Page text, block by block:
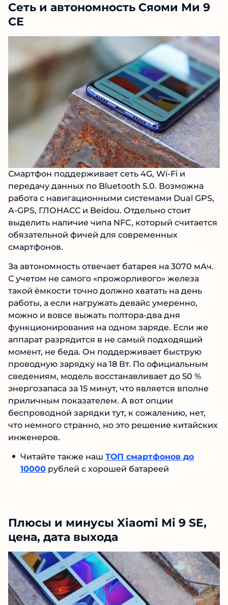
Сеть и автономность Сяоми Ми 9
СЕ
Смартфон поддерживает сеть 4G, Wi-Fi и
передачу данных по Bluetooth 5.0. Возможна
работа с навигационными системами Dual GPS,
A-GPS, ГЛОНАСС и Beidou. Отдельно стоит
выделить наличие чипа NFC, который считается
обязательной фичей для современных
смартфонов.
За автономность отвечает батарея на 3070 мАч.
С учетом не самого «прожорливого» железа
такой ёмкости точно должно хватать на день
работы, а если нагружать девайс умеренно,
можно и вовсе выжать полтора-два дня
функционирования на одном заряде. Если же
аппарат разрядится в не самый подходящий
момент, не беда. Он поддерживает быструю
проводную зарядку на 18 Вт. По официальным
сведениям, модель восстанавливает до 50 %
энергозапаса за 15 минут, что является вполне
приличным показателем. А вот опции
беспроводной зарядки тут, к сожалению, нет,
что немного странно, но это решение китайских
инженеров.
Читайте также наш ТОП смартфонов до
10000 рублей с хорошей батареей
Плюсы и минусы Xiaomi Mi 9 SE,
цена, дата выхода